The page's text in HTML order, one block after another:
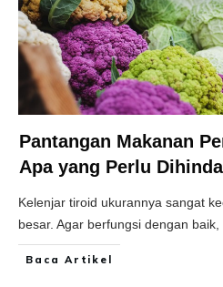
Pantangan Makanan
Apa yang Perlu
Kelenjar tiroid ukurannya sangat
besar. Agar berfungsi dengan
Baca Artikel